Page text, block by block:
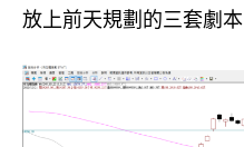
放上前天規劃的三套劇本